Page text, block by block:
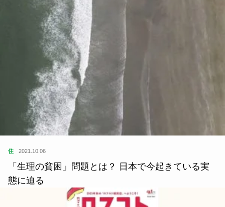
住 2021.10.06
「生理の貧困」問題とは？ 日本で今起きている実
態に迫る